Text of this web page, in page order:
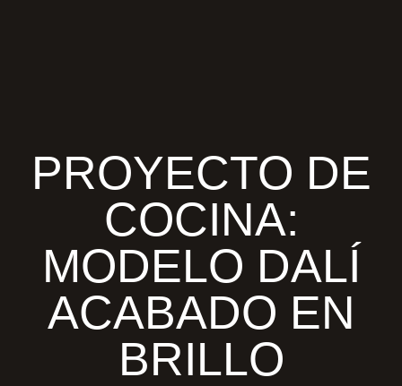
PROYECTO DE
COCINA:
MODELO DALÍ
ACABADO EN
BRILLO